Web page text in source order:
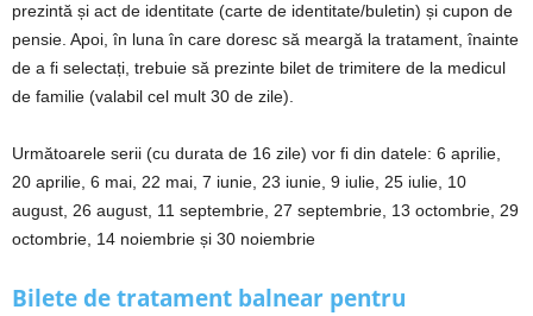
prezintă și act de identitate (carte de identitate/buletin) și cupon de
pensie. Apoi, în luna în care doresc să meargă la tratament, înainte
de a fi selectați, trebuie să prezinte bilet de trimitere de la medicul
de familie (valabil cel mult 30 de zile).
Următoarele serii (cu durata de 16 zile) vor fi din datele: 6 aprilie,
20 aprilie, 6 mai, 22 mai, 7 iunie, 23 iunie, 9 iulie, 25 iulie, 10
august, 26 august, 11 septembrie, 27 septembrie, 13 octombrie, 29
octombrie, 14 noiembrie și 30 noiembrie
Bilete de tratament balnear pentru